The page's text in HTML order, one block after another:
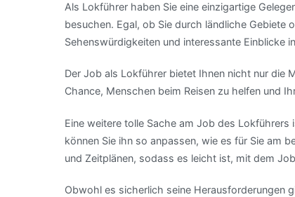
Als Lokführer haben Sie eine einzigartige
besuchen. Egal, ob Sie durch ländliche Gebiete
Sehenswürdigkeiten und interessante Einblicke
Der Job als Lokführer bietet Ihnen nicht nur die
Chance, Menschen beim Reisen zu helfen und
Eine weitere tolle Sache am Job des Lokführers
können Sie ihn so anpassen, wie es für Sie am
und Zeitplänen, sodass es leicht ist, mit dem
Obwohl es sicherlich seine Herausforderungen